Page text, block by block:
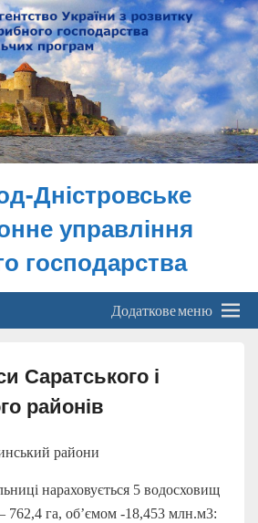
Дністровське
управління
господарства
Додаткове меню
Саратського і
районів
райони
нараховується 5 водосховищ
га, об’ємом -18,453 млн.м3: